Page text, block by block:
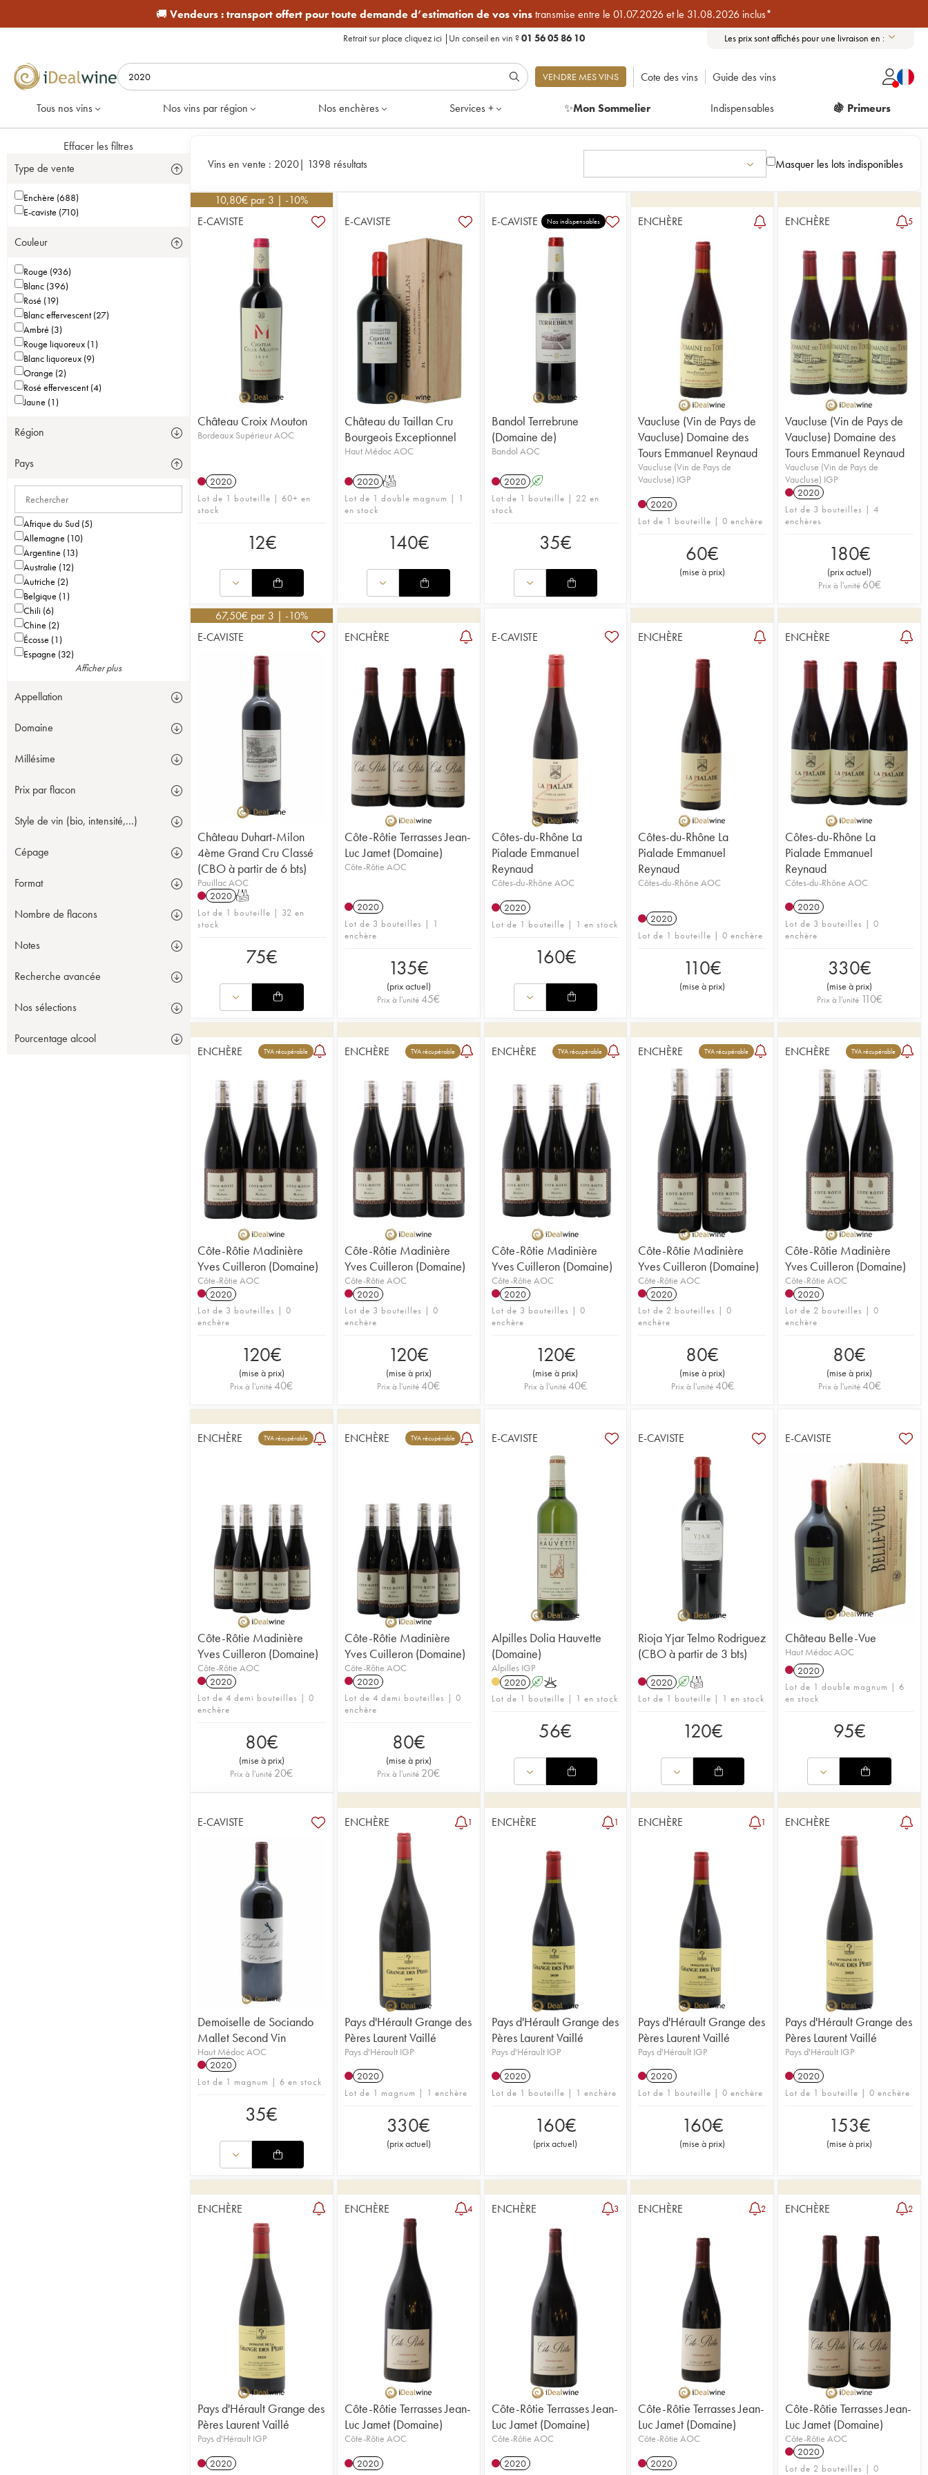
🚚 Vendeurs :transport offert pour toute demande d’estimation de vos vinstransmise entre le 01.07.2026 et le 31.08.2026 inclus*
Retrait sur place cliquez ici | Un conseil en vin ?01 56 05 86 10 Les prix sont affichés pour une livraison en :
VENDRE MES VINS Cote des vins Guide des vins
Tous nos vins Nos vins par région Nos enchères Services + ✨Mon Sommelier Indispensables 🍇 Primeurs
Effacer les filtres
Type de vente
Enchère (688)
E-caviste (710)
Couleur
Rouge (936)
Blanc (396)
Rosé (19)
Blanc effervescent (27)
Ambré (3)
Rouge liquoreux (1)
Blanc liquoreux (9)
Orange (2)
Rosé effervescent (4)
Jaune (1)
Région
Pays
Afrique du Sud (5)
Allemagne (10)
Argentine (13)
Australie (12)
Autriche (2)
Belgique (1)
Chili (6)
Chine (2)
Écosse (1)
Espagne (32)
Afficher plus
Appellation
Domaine
Millésime
Prix par flacon
Style de vin (bio, intensité,...)
Cépage
Format
Nombre de flacons
Notes
Recherche avancée
Nos sélections
Pourcentage alcool
Vins en vente : 2020| 1398 résultats Masquer les lots indisponibles
10,80€ par 3 | -10%
E-CAVISTE
Château Croix Mouton
Bordeaux Supérieur AOC
2020
Lot de 1 bouteille | 60+ en
stock
12€
E-CAVISTE
Château du Taillan Cru
Bourgeois Exceptionnel
Haut Médoc AOC
2020 T
Lot de 1 double magnum | 1
en stock
140€
E-CAVISTE Nos indispensables
Bandol Terrebrune
(Domaine de)
Bandol AOC
2020 A
Lot de 1 bouteille | 22 en
stock
35€
ENCHÈRE
Vaucluse (Vin de Pays de
Vaucluse) Domaine des
Tours Emmanuel Reynaud
Vaucluse (Vin de Pays de
Vaucluse) IGP
2020
Lot de 1 bouteille | 0 enchère
60€
(mise à prix)
ENCHÈRE 5
Vaucluse (Vin de Pays de
Vaucluse) Domaine des
Tours Emmanuel Reynaud
Vaucluse (Vin de Pays de
Vaucluse) IGP
2020
Lot de 3 bouteilles | 4
enchères
180€
(prix actuel)
Prix à l'unité 60€
67,50€ par 3 | -10%
E-CAVISTE
Château Duhart-Milon
4ème Grand Cru Classé
(CBO à partir de 6 bts)
Pauillac AOC
2020 T
Lot de 1 bouteille | 32 en
stock
75€
ENCHÈRE
Côte-Rôtie Terrasses Jean-
Luc Jamet (Domaine)
Côte-Rôtie AOC
2020
Lot de 3 bouteilles | 1
enchère
135€
(prix actuel)
Prix à l'unité45€
E-CAVISTE
Côtes-du-Rhône La
Pialade Emmanuel
Reynaud
Côtes-du-Rhône AOC
2020
Lot de 1 bouteille | 1 en stock
160€
ENCHÈRE
Côtes-du-Rhône La
Pialade Emmanuel
Reynaud
Côtes-du-Rhône AOC
2020
Lot de 1 bouteille | 0 enchère
110€
(mise à prix)
ENCHÈRE
Côtes-du-Rhône La
Pialade Emmanuel
Reynaud
Côtes-du-Rhône AOC
2020
Lot de 3 bouteilles | 0
enchère
330€
(mise à prix)
Prix à l'unité 110€
ENCHÈRE TVA récupérable
Côte-Rôtie Madinière
Yves Cuilleron (Domaine)
Côte-Rôtie AOC
2020
Lot de 3 bouteilles | 0
enchère
120€
(mise à prix)
Prix à l'unité40€
ENCHÈRE TVA récupérable
Côte-Rôtie Madinière
Yves Cuilleron (Domaine)
Côte-Rôtie AOC
2020
Lot de 3 bouteilles | 0
enchère
120€
(mise à prix)
Prix à l'unité40€
ENCHÈRE TVA récupérable
Côte-Rôtie Madinière
Yves Cuilleron (Domaine)
Côte-Rôtie AOC
2020
Lot de 3 bouteilles | 0
enchère
120€
(mise à prix)
Prix à l'unité40€
ENCHÈRE TVA récupérable
Côte-Rôtie Madinière
Yves Cuilleron (Domaine)
Côte-Rôtie AOC
2020
Lot de 2 bouteilles | 0
enchère
80€
(mise à prix)
Prix à l'unité40€
ENCHÈRE TVA récupérable
Côte-Rôtie Madinière
Yves Cuilleron (Domaine)
Côte-Rôtie AOC
2020
Lot de 2 bouteilles | 0
enchère
80€
(mise à prix)
Prix à l'unité 40€
ENCHÈRE TVA récupérable
Côte-Rôtie Madinière
Yves Cuilleron (Domaine)
Côte-Rôtie AOC
2020
Lot de 4 demi bouteilles | 0
enchère
80€
(mise à prix)
Prix à l'unité 20€
ENCHÈRE TVA récupérable
Côte-Rôtie Madinière
Yves Cuilleron (Domaine)
Côte-Rôtie AOC
2020
Lot de 4 demi bouteilles | 0
enchère
80€
(mise à prix)
Prix à l'unité 20€
E-CAVISTE
Alpilles Dolia Hauvette
(Domaine)
Alpilles IGP
2020 AK
Lot de 1 bouteille | 1 en stock
56€
E-CAVISTE
Rioja Yjar Telmo Rodriguez
(CBO à partir de 3 bts)
2020 AT
Lot de 1 bouteille | 1 en stock
120€
E-CAVISTE
Château Belle-Vue
Haut Médoc AOC
2020
Lot de 1 double magnum | 6
en stock
95€
E-CAVISTE
Demoiselle de Sociando
Mallet Second Vin
Haut Médoc AOC
2020
Lot de 1 magnum | 6 en stock
35€
ENCHÈRE 1
Pays d'Hérault Grange des
Pères Laurent Vaillé
Pays d'Hérault IGP
2020
Lot de 1 magnum | 1 enchère
330€
(prix actuel)
ENCHÈRE 1
Pays d'Hérault Grange des
Pères Laurent Vaillé
Pays d'Hérault IGP
2020
Lot de 1 bouteille | 1 enchère
160€
(prix actuel)
ENCHÈRE 1
Pays d'Hérault Grange des
Pères Laurent Vaillé
Pays d'Hérault IGP
2020
Lot de 1 bouteille | 0 enchère
160€
(mise à prix)
ENCHÈRE
Pays d'Hérault Grange des
Pères Laurent Vaillé
Pays d'Hérault IGP
2020
Lot de 1 bouteille | 0 enchère
153€
(mise à prix)
ENCHÈRE
Pays d'Hérault Grange des
Pères Laurent Vaillé
Pays d'Hérault IGP
2020
ENCHÈRE 4
Côte-Rôtie Terrasses Jean-
Luc Jamet (Domaine)
Côte-Rôtie AOC
2020
ENCHÈRE 3
Côte-Rôtie Terrasses Jean-
Luc Jamet (Domaine)
Côte-Rôtie AOC
2020
ENCHÈRE 2
Côte-Rôtie Terrasses Jean-
Luc Jamet (Domaine)
Côte-Rôtie AOC
2020
ENCHÈRE 2
Côte-Rôtie Terrasses Jean-
Luc Jamet (Domaine)
Côte-Rôtie AOC
2020
Lot de 2 bouteilles | 0